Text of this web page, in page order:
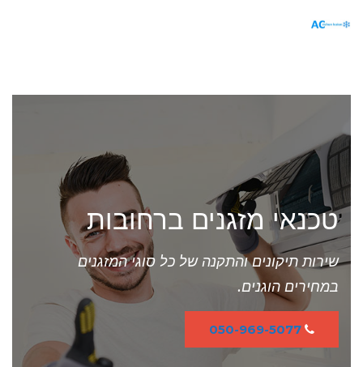
טכנאי מזגנים ברחובות
שירות תיקונים והתקנה של כל סוגי המזגנים
במחירים הוגנים.
050-969-5077